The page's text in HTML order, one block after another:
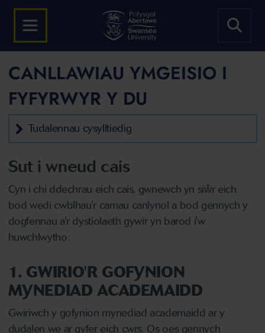
CANLLAWIAU YMGEISIO I
FYFYRWYR Y DU
Tudalennau cysylltiedig
Sut i wneud cais
Cyn i chi ddechrau eich cais, gwnewch yn siŵr eich
bod wedi cwblhau'r camau canlynol a bod gennych y
dogfennau a'r dystiolaeth gywir yn barod i'w
huwchlwytho:
1. GWIRIO'R GOFYNION
MYNEDIAD ACADEMAIDD
Gwiriwch y gofynion mynediad academaidd ar y
dudalen we ar gyfer eich cwrs. Os oes gennych